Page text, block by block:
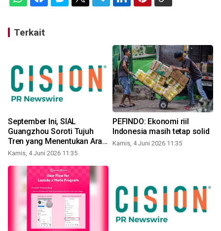
Terkait
September Ini, SIAL
Guangzhou Soroti Tujuh
Tren yang Menentukan Arah
Industri Makanan dan
Kamis, 4 Juni 2026 11:35
PEFINDO: Ekonomi riil
Indonesia masih tetap solid
Kamis, 4 Juni 2026 11:35